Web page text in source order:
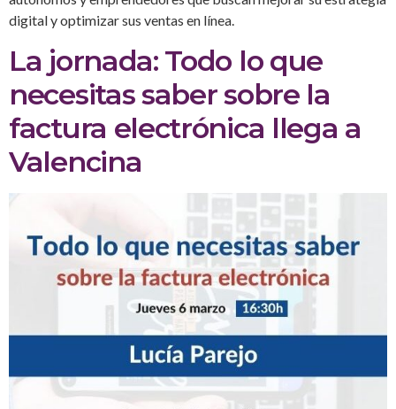
digital y optimizar sus ventas en línea.
La jornada: Todo lo que
necesitas saber sobre la
factura electrónica llega a
Valencina